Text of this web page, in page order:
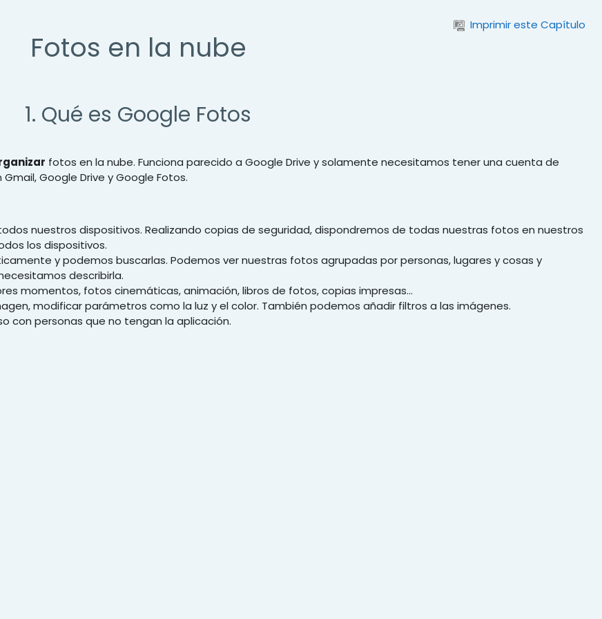
Imprimir este Capítulo
Fotos en la nube
1. Qué es Google Fotos
fotos en la nube. Funciona parecido a Google Drive y solamente necesitamos tener una cuenta de
Google Drive y Google Fotos.
nuestros dispositivos. Realizando copias de seguridad, dispondremos de todas nuestras fotos en nuestros
los dispositivos.
y podemos buscarlas. Podemos ver nuestras fotos agrupadas por personas, lugares y cosas y
describirla.
momentos, fotos cinemáticas, animación, libros de fotos, copias impresas...
modificar parámetros como la luz y el color. También podemos añadir filtros a las imágenes.
con personas que no tengan la aplicación.